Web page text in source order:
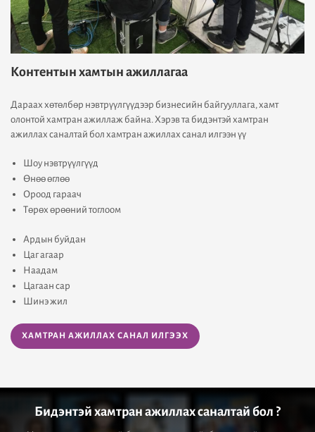
Контентын хамтын ажиллагаа
Дараах хөтөлбөр нэвтрүүлгүүдээр бизнесийн байгууллага, хамт
олонтой хамтран ажиллаж байна. Хэрэв та бидэнтэй хамтран
ажиллах саналтай бол хамтран ажиллах санал илгээн үү
Шоу нэвтрүүлгүүд
Өнөө өглөө
Ороод гараач
Төрөх өрөөний тоглоом
Ардын буйдан
Цаг агаар
Наадам
Цагаан сар
Шинэ жил
ХАМТРАН АЖИЛЛАХ САНАЛ ИЛГЭЭХ
Бидэнтэй хамтран ажиллах саналтай бол ?